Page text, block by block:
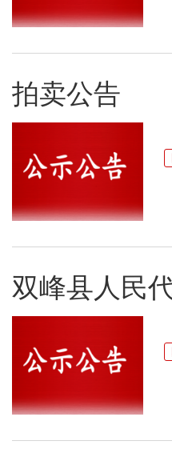
拍卖公告
双峰县人民